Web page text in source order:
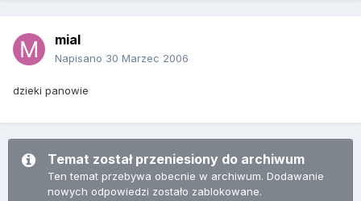
mial
Napisano 30 Marzec 2006
dzieki panowie
Temat został przeniesiony do archiwum
Ten temat przebywa obecnie w archiwum. Dodawanie
nowych odpowiedzi zostało zablokowane.